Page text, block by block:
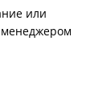
или
менеджером